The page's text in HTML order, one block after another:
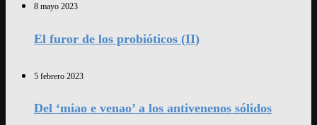
8 mayo 2023
El furor de los probióticos (II)
5 febrero 2023
Del ‘miao e venao’ a los antivenenos sólidos